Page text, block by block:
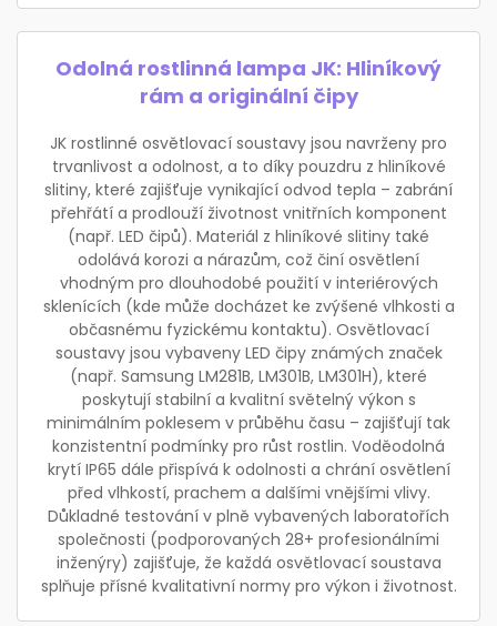
Odolná rostlinná lampa JK: Hliníkový
rám a originální čipy
JK rostlinné osvětlovací soustavy jsou navrženy pro
trvanlivost a odolnost, a to díky pouzdru z hliníkové
slitiny, které zajišťuje vynikající odvod tepla – zabrání
přehřátí a prodlouží životnost vnitřních komponent
(např. LED čipů). Materiál z hliníkové slitiny také
odolává korozi a nárazům, což činí osvětlení
vhodným pro dlouhodobé použití v interiérových
sklenících (kde může docházet ke zvýšené vlhkosti a
občasnému fyzickému kontaktu). Osvětlovací
soustavy jsou vybaveny LED čipy známých značek
(např. Samsung LM281B, LM301B, LM301H), které
poskytují stabilní a kvalitní světelný výkon s
minimálním poklesem v průběhu času – zajišťují tak
konzistentní podmínky pro růst rostlin. Voděodolná
krytí IP65 dále přispívá k odolnosti a chrání osvětlení
před vlhkostí, prachem a dalšími vnějšími vlivy.
Důkladné testování v plně vybavených laboratořích
společnosti (podporovaných 28+ profesionálními
inženýry) zajišťuje, že každá osvětlovací soustava
splňuje přísné kvalitativní normy pro výkon i životnost.